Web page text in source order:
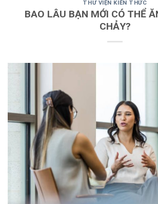
THƯ VIỆN KIẾN THỨC
BAO LÂU BẠN MỚI CÓ THỂ
CHẢY?